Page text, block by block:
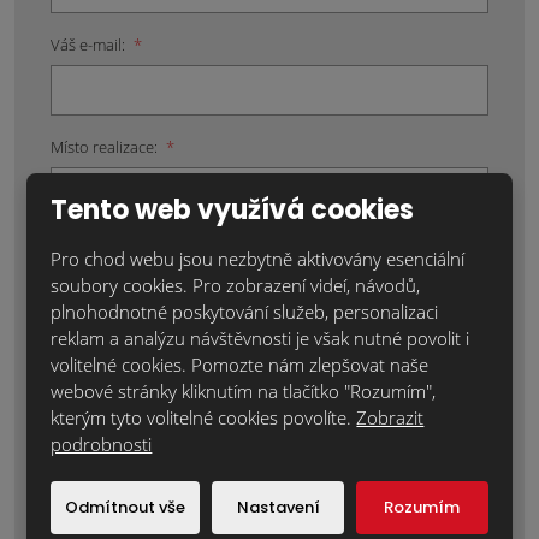
Váš e-mail: *
Místo realizace: *
Položky označené hvězdičkou (*) jsou povinné.
Souhlasím se zpracovánímosobních údajů.
Text zprávy
Tento web využívá cookies
Pro chod webu jsou nezbytně aktivovány esenciální
soubory cookies. Pro zobrazení videí, návodů,
plnohodnotné poskytování služeb, personalizaci
reklam a analýzu návštěvnosti je však nutné povolit i
volitelné cookies. Pomozte nám zlepšovat naše
webové stránky kliknutím na tlačítko "Rozumím",
kterým tyto volitelné cookies povolíte. Zobrazit
podrobnosti
Odmítnout vše Nastavení Rozumím